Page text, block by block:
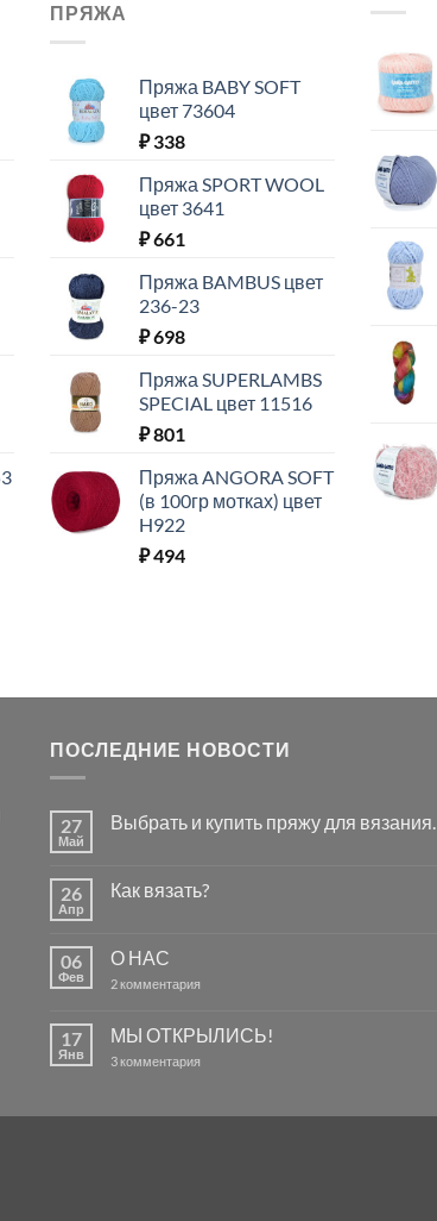
ПРЯЖА
Пряжа BABY SOFT
цвет 73604
₽338
Пряжа SPORT WOOL
цвет 3641
₽661
Пряжа BAMBUS цвет
236-23
₽698
Пряжа SUPERLAMBS
SPECIAL цвет 11516
₽801
Пряжа ANGORA SOFT
(в 100гр мотках) цвет
H922
₽494
ПОСЛЕДНИЕ НОВОСТИ
27
Май
Выбрать и купить пряжу для вязания.
Выбрать
для
вязания.
26
Апр
Как вязать?
Как
06
Фев
О НАС
2 комментария
НАС
17
Янв
МЫ ОТКРЫЛИСЬ!
3 комментария